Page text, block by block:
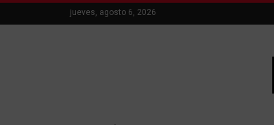
jueves, agosto 6, 2026